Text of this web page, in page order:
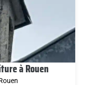
à Rouen